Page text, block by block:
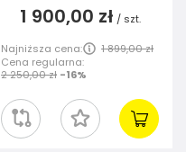
1 900,00 zł / szt.
Najniższa cena:
1 899,00 zł
Cena regularna:
2 250,00 zł -16%